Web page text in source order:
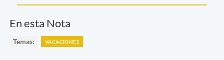
En esta Nota
Temas: VACACIONES